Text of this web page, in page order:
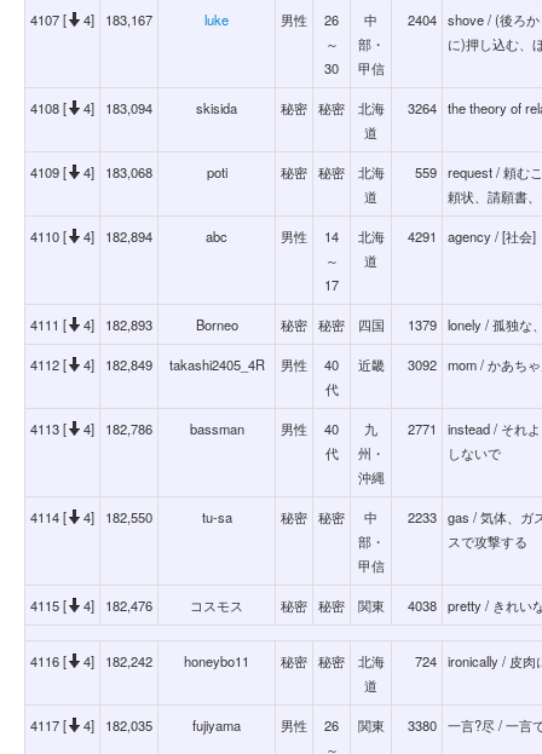
4107 [ 4] 183,167 luke 男性
26
～
30
中
部・
甲信
2404 shove / (後ろ
に)押し込む、
4108 [ 4] 183,094 skisida 秘密 秘密
北海
道
3264 the theory of
4109 [ 4] 183,068 poti 秘密 秘密
北海
道
559 request / 頼む
頼状、請願書
4110 [ 4] 182,894 abc 男性
14
～
17
北海
道
4291 agency / [社会]
4111 [ 4] 182,893 Borneo 秘密 秘密 四国 1379 lonely / 孤独な
4112 [ 4] 182,849 takashi2405_4R 男性
40
代
近畿 3092 mom / かあち
4113 [ 4] 182,786 bassman 男性
40
代
九
州・
沖縄
2771
instead / それ
しないで
4114 [ 4] 182,550 tu-sa 秘密 秘密
中
部・
甲信
2233 gas / 気体、ガ
スで攻撃する
4115 [ 4] 182,476 コスモス 秘密 秘密 関東 4038 pretty / きれい
4116 [ 4] 182,242 honeybo11 秘密 秘密
北海
道
724 ironically / 皮肉
4117 [ 4] 182,035 fujiyama 男性
26
～
関東 3380 一言?尽 / 一言